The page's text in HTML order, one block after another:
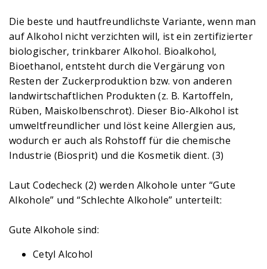
Die beste und hautfreundlichste Variante, wenn man
auf Alkohol nicht verzichten will, ist ein zertifizierter
biologischer, trinkbarer Alkohol. Bioalkohol,
Bioethanol, entsteht durch die Vergärung von
Resten der Zuckerproduktion bzw. von anderen
landwirtschaftlichen Produkten (z. B. Kartoffeln,
Rüben, Maiskolbenschrot). Dieser Bio-Alkohol ist
umweltfreundlicher und löst keine Allergien aus,
wodurch er auch als Rohstoff für die chemische
Industrie (Biosprit) und die Kosmetik dient. (3)
Laut Codecheck (2) werden Alkohole unter “Gute
Alkohole” und “Schlechte Alkohole” unterteilt:
Gute Alkohole sind:
Cetyl Alcohol